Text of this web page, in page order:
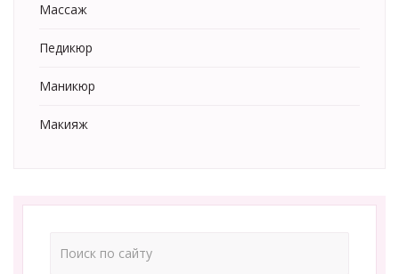
Массаж
Педикюр
Маникюр
Макияж